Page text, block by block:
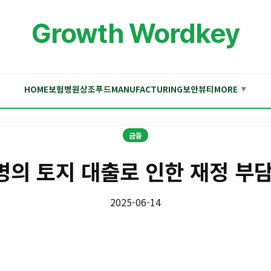
Growth Wordkey
HOME보험병원상조푸드MANUFACTURING보안뷰티MORE ▼
금융
의 토지 대출로 인한 재정 부
2025-06-14